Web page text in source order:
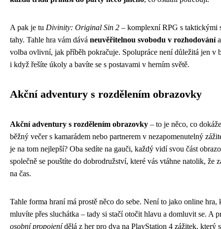
A pak je tu Divinity: Original Sin 2 – komplexní RPG s taktickými
tahy. Tahle hra vám dává neuvěřitelnou svobodu v rozhodovánía
volba ovlivní, jak příběh pokračuje. Spolupráce není důležitá jen v
i když řešíte úkoly a bavíte se s postavami v herním světě.
Akční adventury s rozdělením obrazovky
Akční adventury s rozdělením obrazovky – to je něco, co
běžný večer s kamarádem nebo partnerem v nezapomenutelný
je na tom nejlepší? Oba sedíte na gauči, každý vidí svou část
společně se pouštíte do dobrodružství, které vás vtáhne natolik, že
na čas.
Tahle forma hraní má prostě něco do sebe. Není to jako online hra,
mluvíte přes sluchátka – tady si stačí otočit hlavu a domluvit se. A
osobní propojenídělá z her pro dva na PlayStation 4 zážitek, který